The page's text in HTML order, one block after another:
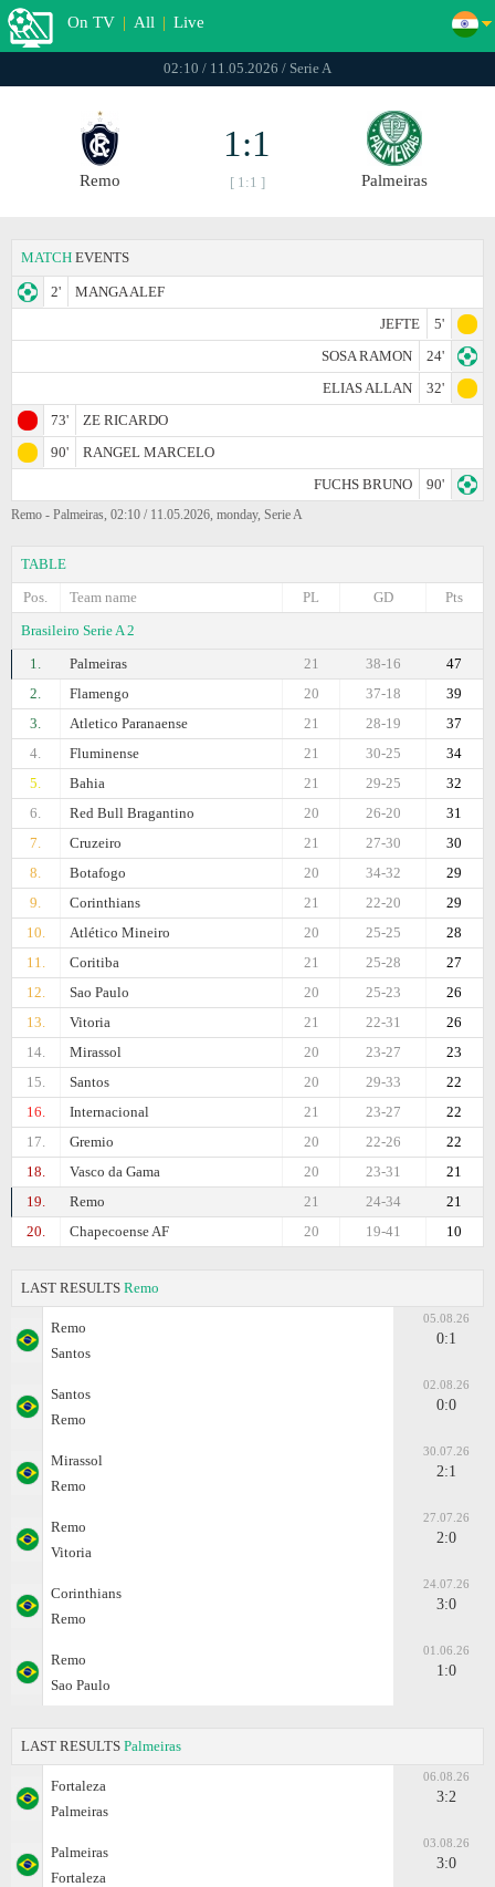
On TV | All | Live
02:10 / 11.05.2026 / Serie A
Remo
1:1
[ 1:1 ] Palmeiras
MATCH EVENTS
2'
MANGA ALEF
JEFTE
5'
SOSA RAMON
24'
ELIAS ALLAN
32'
73'
ZE RICARDO
90'
RANGEL MARCELO
FUCHS BRUNO
90'
Remo - Palmeiras, 02:10 / 11.05.2026, monday, Serie A
TABLE
Pos.
Team name Pts
GD
PL
Brasileiro Serie A 2
1.
Palmeiras 47
38-16
21
2.
Flamengo 39
37-18
20
3.
Atletico Paranaense 37
28-19
21
4.
Fluminense 34
30-25
21
5.
Bahia 32
29-25
21
6.
Red Bull Bragantino 31
26-20
20
7.
Cruzeiro 30
27-30
21
8.
Botafogo 29
34-32
20
9.
Corinthians 29
22-20
21
10.
Atlético Mineiro 28
25-25
20
11.
Coritiba 27
25-28
21
12.
Sao Paulo 26
25-23
20
13.
Vitoria 26
22-31
21
14.
Mirassol 23
23-27
20
15.
Santos 22
29-33
20
16.
Internacional 22
23-27
21
17.
Gremio 22
22-26
20
18.
Vasco da Gama 21
23-31
20
19.
Remo 21
24-34
21
20.
Chapecoense AF 10
19-41
20
LAST RESULTS Remo
Remo
Santos
05.08.26
0:1
Santos
Remo
02.08.26
0:0
Mirassol
Remo
30.07.26
2:1
Remo
Vitoria
27.07.26
2:0
Corinthians
Remo
24.07.26
3:0
Remo
Sao Paulo
01.06.26
1:0
LAST RESULTS Palmeiras
Fortaleza
Palmeiras
06.08.26
3:2
Palmeiras
Fortaleza
03.08.26
3:0